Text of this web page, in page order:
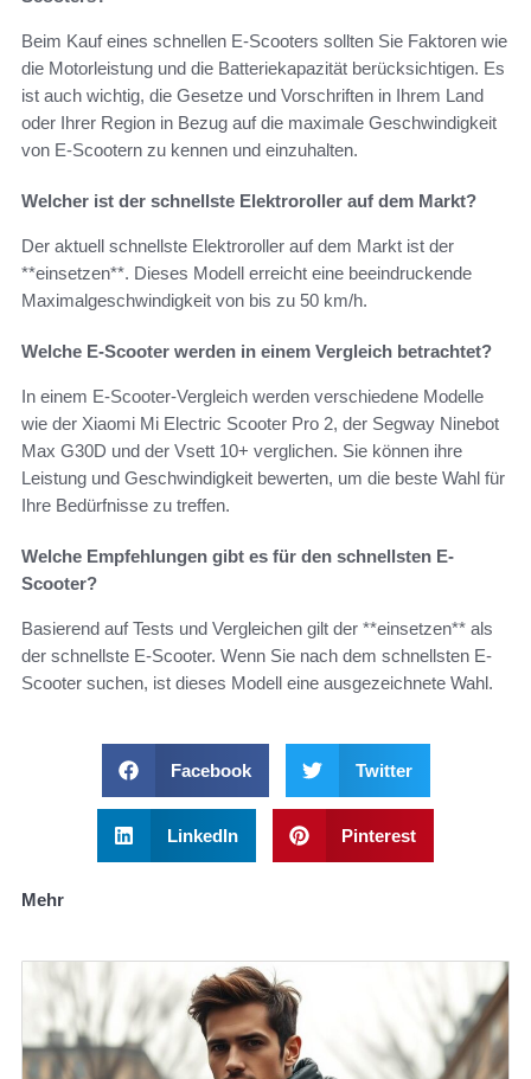
Beim Kauf eines schnellen E-Scooters sollten Sie Faktoren wie
die Motorleistung und die Batteriekapazität berücksichtigen. Es
ist auch wichtig, die Gesetze und Vorschriften in Ihrem Land
oder Ihrer Region in Bezug auf die maximale Geschwindigkeit
von E-Scootern zu kennen und einzuhalten.
Welcher ist der schnellste Elektroroller auf dem Markt?
Der aktuell schnellste Elektroroller auf dem Markt ist der
**einsetzen**. Dieses Modell erreicht eine beeindruckende
Maximalgeschwindigkeit von bis zu 50 km/h.
Welche E-Scooter werden in einem Vergleich betrachtet?
In einem E-Scooter-Vergleich werden verschiedene Modelle
wie der Xiaomi Mi Electric Scooter Pro 2, der Segway Ninebot
Max G30D und der Vsett 10+ verglichen. Sie können ihre
Leistung und Geschwindigkeit bewerten, um die beste Wahl für
Ihre Bedürfnisse zu treffen.
Welche Empfehlungen gibt es für den schnellsten E-
Scooter?
Basierend auf Tests und Vergleichen gilt der **einsetzen** als
der schnellste E-Scooter. Wenn Sie nach dem schnellsten E-
Scooter suchen, ist dieses Modell eine ausgezeichnete Wahl.
Facebook Twitter
LinkedIn Pinterest
Mehr